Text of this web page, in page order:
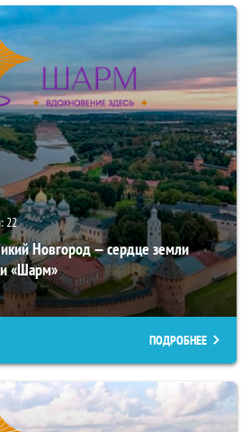
22
Новгород — сердце земли
«Шарм»
ПОДРОБНЕЕ